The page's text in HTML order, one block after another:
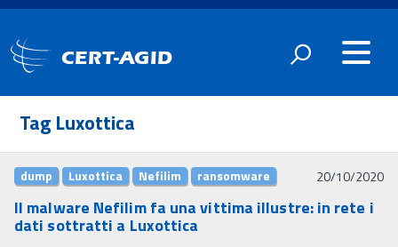
CERT-AGID
Tag Luxottica
dump Luxottica Nefilim ransomware 20/10/2020
Il malware Nefilim fa una vittima illustre: in rete i
dati sottratti a Luxottica